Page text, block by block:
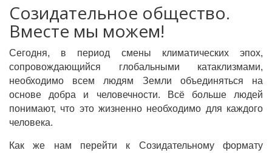
Созидательное общество.
Вместе мы можем!
Сегодня, в период смены климатических эпох,
сопровождающийся глобальными катаклизмами,
необходимо всем людям Земли объединяться на
основе добра и человечности. Всё больше людей
понимают, что это жизненно необходимо для каждого
человека.
Как же нам перейти к Созидательному формату